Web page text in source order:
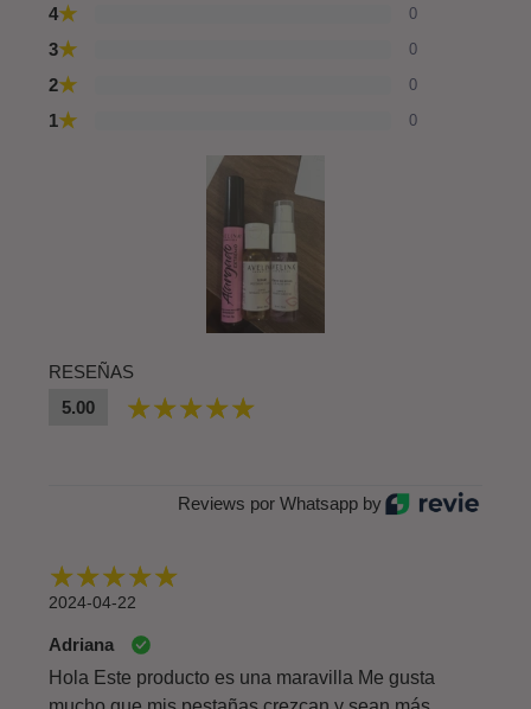
4★ 0
3★ 0
2★ 0
1★ 0
RESEÑAS
5.00
Reviews por Whatsapp by
2024-04-22
Adriana
Hola Este producto es una maravilla Me gusta